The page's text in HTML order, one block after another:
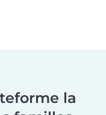
la